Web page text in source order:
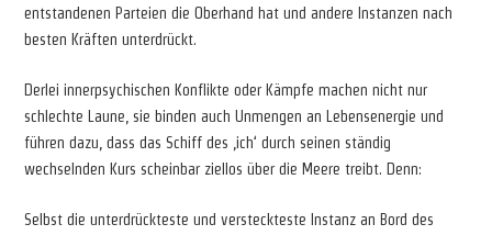
entstandenen Parteien die Oberhand hat und andere Instanzen nach
besten Kräften unterdrückt.
Derlei innerpsychischen Konflikte oder Kämpfe machen nicht nur
schlechte Laune, sie binden auch Unmengen an Lebensenergie und
führen dazu, dass das Schiff des ‚ich‘ durch seinen ständig
wechselnden Kurs scheinbar ziellos über die Meere treibt. Denn:
Selbst die unterdrückteste und versteckteste Instanz an Bord des